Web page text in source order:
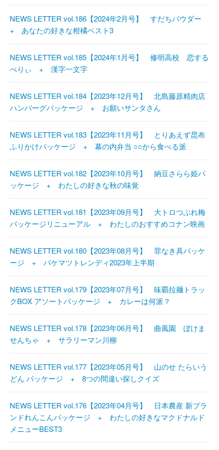
NEWS LETTER vol.186【2024年2月号】 すだちパウダー
+ あなたの好きな柑橘ベスト3
NEWS LETTER vol.185【2024年1月号】 修明高校 恋する
べりぃ + 漢字一文字
NEWS LETTER vol.184【2023年12月号】 北島藤原精肉店
ハンバーグパッケージ + お願いサンタさん
NEWS LETTER vol.183【2023年11月号】 とりあえず昆布
ふりかけパッケージ + 幕の内弁当 ○○から食べる派
NEWS LETTER vol.182【2023年10月号】 納豆さらら姫パ
ッケージ + わたしの好きな秋の味覚
NEWS LETTER vol.181【2023年09月号】 大トロつぶれ梅
パッケージリニューアル + わたしのおすすめコナン映画
NEWS LETTER vol.180【2023年08月号】 罪なき具パッケ
ージ + パケマツトレンディ2023年上半期
NEWS LETTER vol.179【2023年07月号】 味覇拉麺トラッ
クBOX アソートパッケージ + カレーは何派？
NEWS LETTER vol.178【2023年06月号】 曲風園 ぼけま
せんちゃ + サラリーマン川柳
NEWS LETTER vol.177【2023年05月号】 山のせ たらいう
どん パッケージ + 8つの間違い探しクイズ
NEWS LETTER vol.176【2023年04月号】 日本農産 新ブラ
ンドれんこんパッケージ + わたしの好きなマクドナルド
メニューBEST3